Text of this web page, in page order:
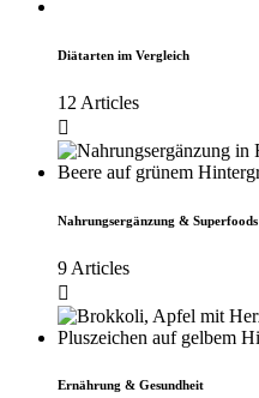
Diätarten im Vergleich
12 Articles
Nahrungsergänzung & Superfoods
9 Articles
Ernährung & Gesundheit